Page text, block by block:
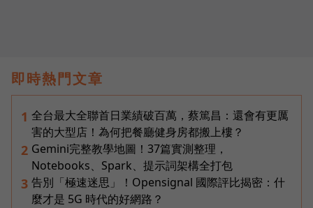
即時熱門文章
1 全台最大全聯首日業績破百萬，蔡篤昌：還會有更厲
害的大型店！為何把餐廳健身房都搬上樓？
2 Gemini完整教學地圖！37篇實測整理，
Notebooks、Spark、提示詞架構全打包
3 告別「極速迷思」！Opensignal 國際評比揭密：什
麼才是 5G 時代的好網路？